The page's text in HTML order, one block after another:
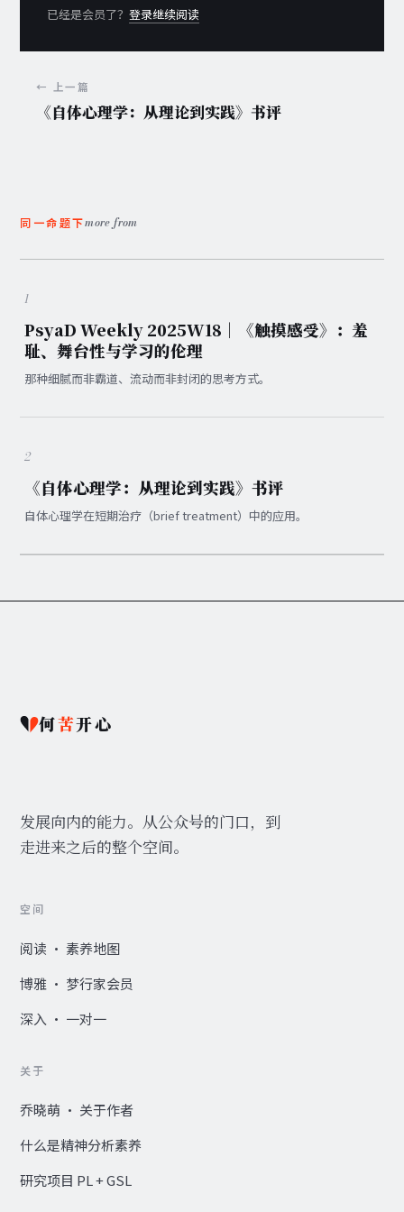
已经是会员了？登录继续阅读
← 上一篇
《自体心理学：从理论到实践》书评
同一命题下more from
1
PsyaD Weekly 2025W18｜《触摸感受》：羞
耻、舞台性与学习的伦理
那种细腻而非霸道、流动而非封闭的思考方式。
2
《自体心理学：从理论到实践》书评
自体心理学在短期治疗（brief treatment）中的应用。
何苦开心
发展向内的能力。从公众号的门口，到
走进来之后的整个空间。
空间
阅读 · 素养地图
博雅 · 梦行家会员
深入 · 一对一
关于
乔晓萌 · 关于作者
什么是精神分析素养
研究项目 PL + GSL